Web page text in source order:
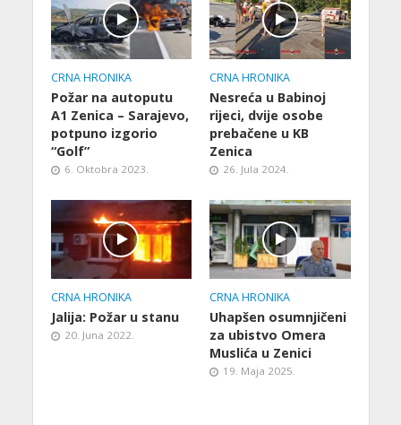
CRNA HRONIKA
Požar na autoputu
A1 Zenica – Sarajevo,
potpuno izgorio
“Golf”
6. Oktobra 2023.
CRNA HRONIKA
Nesreća u Babinoj
rijeci, dvije osobe
prebačene u KB
Zenica
26. Jula 2024.
CRNA HRONIKA
Jalija: Požar u stanu
20. Juna 2022.
CRNA HRONIKA
Uhapšen osumnjičeni
za ubistvo Omera
Muslića u Zenici
19. Maja 2025.